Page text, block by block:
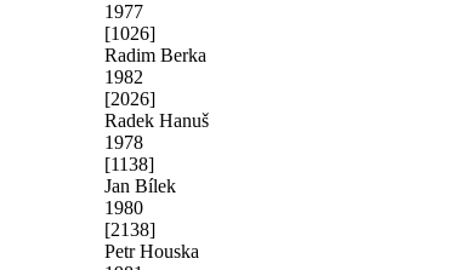
1977
[1026]
Radim Berka
1982
[2026]
Radek Hanuš
1978
[1138]
Jan Bílek
1980
[2138]
Petr Houska